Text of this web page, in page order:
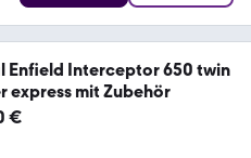
Enfield Interceptor 650 twin
express mit Zubehör
€